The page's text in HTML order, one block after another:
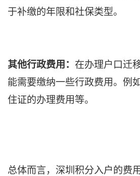
于补缴的年限和社保类型。
其他行政费用： 在办理户口迁
能需要缴纳一些行政费用。例
住证的办理费用等。
总体而言，深圳积分入户的费